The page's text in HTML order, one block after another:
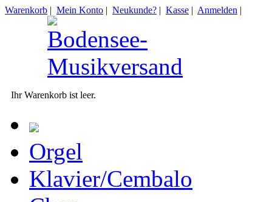
Warenkorb | Mein Konto | Neukunde? | Kasse | Anmelden |
Ihr Warenkorb ist leer.
Orgel
Klavier/Cembalo